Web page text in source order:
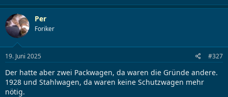
Per
Foriker
19. Juni 2025 #327
Der hatte aber zwei Packwagen, da waren die Gründe andere.
1928 und Stahlwagen, da waren keine Schutzwagen mehr
nötig.